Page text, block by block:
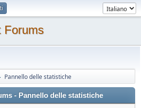
Forums
Pannello delle statistiche
- Pannello delle statistiche